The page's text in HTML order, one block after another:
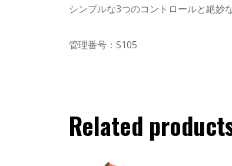
シンプルな3つのコントロールと絶妙
管理番号：S105
Related